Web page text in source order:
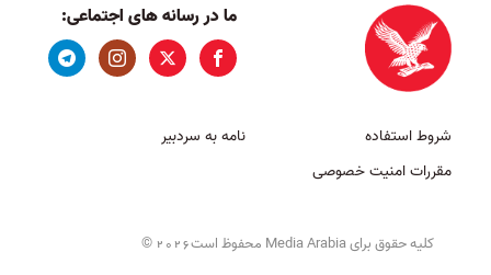
ما در رسانه های اجتماعی:
شروط استفاده
مقررات امنیت خصوصی
نامه به سردبیر
کلیه حقوق برای Media Arabia محفوظ است 2026
©